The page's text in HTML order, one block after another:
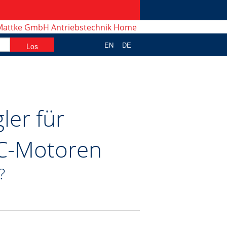
EN DE
für
Motoren